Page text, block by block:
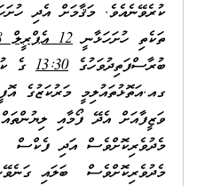
ކުރެވޭނެއެވެ. މަޤާމަށް އެދި
ތަކެތި ހުށަހަޅާނީ 12 އެޕްރީލް 2018
ބުރާސްފަތިދުވަހުގެ13:30 ގެ
ގއ.އަތޮޅުތައުލިމީ މަރުކަޒުގެ
ވަޒީފާއަށް އެދޭ ފޯމާއި
މެދުވެރިކޮށްވެސް އަދި ފެކްސް
މެދުވެރިކޮށްވެސް ބަލައި